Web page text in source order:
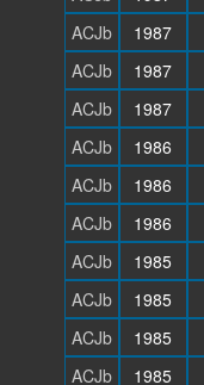
ACJb
1987
ACJb
1987
ACJb
1987
ACJb
1986
ACJb
1986
ACJb
1986
ACJb
1985
ACJb
1985
ACJb
1985
ACJb
1985